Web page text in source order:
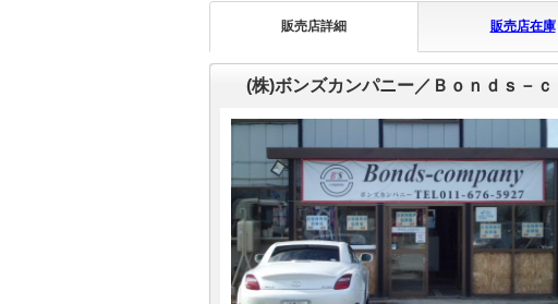
販売店詳細 販売店在庫
(株)ボンズカンパニー／Ｂｏｎｄｓ－